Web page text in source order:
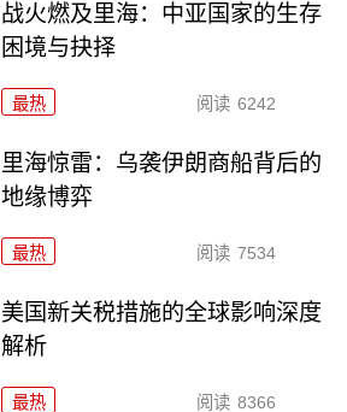
战火燃及里海：中亚国家的生存
困境与抉择
最热 阅读 6242
里海惊雷：乌袭伊朗商船背后的
地缘博弈
最热 阅读 7534
美国新关税措施的全球影响深度
解析
最热 阅读 8366